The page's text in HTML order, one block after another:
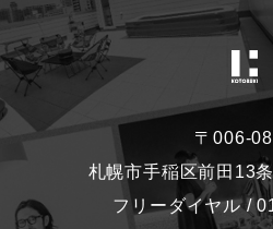
〒006-
札幌市手稲区前田13
フリーダイヤル /